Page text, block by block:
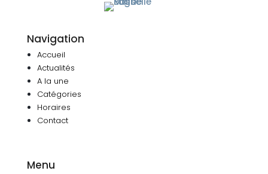
Navigation
Accueil
Actualités
A la une
Catégories
Horaires
Contact
Menu